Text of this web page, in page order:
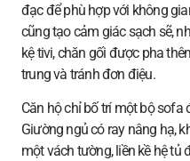
đạc để phù hợp với không
cũng tạo cảm giác sạch sẽ,
kệ tivi, chăn gối được pha
trung và tránh đơn điệu.
Căn hộ chỉ bố trí một bộ sofa
Giường ngủ có ray nâng hạ,
một vách tường, liền kề hệ tủ